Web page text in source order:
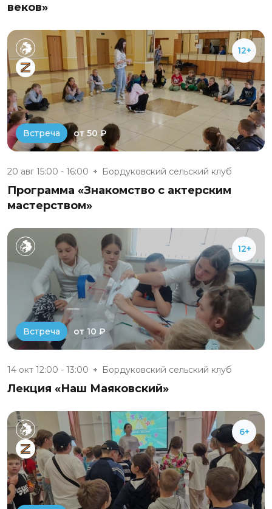
веков»
12+
Встреча от 50 ₽
20 авг 15:00 - 16:00 Бордуковский сельский клуб
Программа «Знакомство с актерским
мастерством»
12+
Встреча от 10 ₽
14 окт 12:00 - 13:00 Бордуковский сельский клуб
Лекция «Наш Маяковский»
6+